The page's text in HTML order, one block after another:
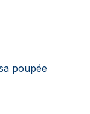
poupée